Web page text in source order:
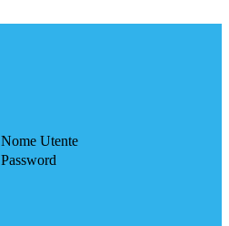
Nome Utente
Password